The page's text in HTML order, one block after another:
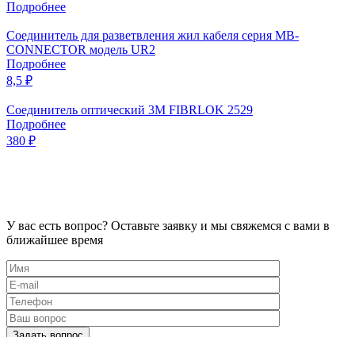
Подробнее
Соединитель для разветвления жил кабеля серия MB-
CONNECTOR модель UR2
Подробнее
8,5 ₽
Соединитель оптический 3М FIBRLOK 2529
Подробнее
380 ₽
У вас есть вопрос? Оставьте заявку и мы свяжемся с вами в
ближайшее время